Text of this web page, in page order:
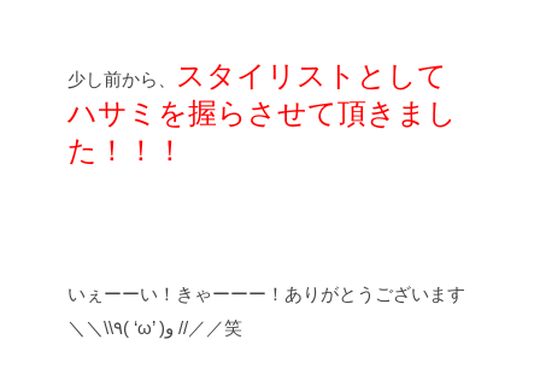
少し前から、
スタイリストとして
ハサミを握らさせて頂きまし
た！！！
いぇーーい！きゃーーー！ありがとうございます
＼＼\\٩( ‘ω’ )و //／／笑